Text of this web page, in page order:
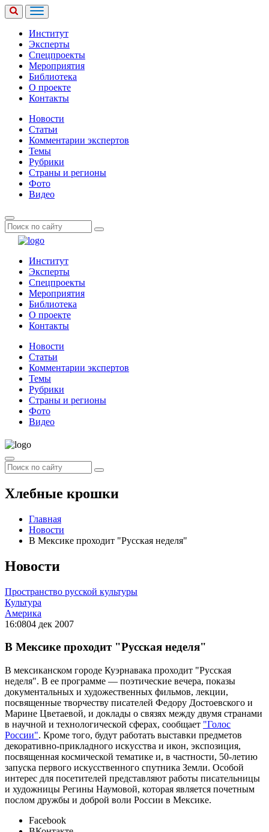
Институт
Эксперты
Спецпроекты
Мероприятия
Библиотека
О проекте
Контакты
Новости
Статьи
Комментарии экспертов
Темы
Рубрики
Страны и регионы
Фото
Видео
Институт
Эксперты
Спецпроекты
Мероприятия
Библиотека
О проекте
Контакты
Новости
Статьи
Комментарии экспертов
Темы
Рубрики
Страны и регионы
Фото
Видео
Хлебные крошки
Главная
Новости
В Мексике проходит "Русская неделя"
Новости
Пространство русской культуры
Культура
Америка
16:0804 дек 2007
В Мексике проходит "Русская неделя"
В мексиканском городе Куэрнавака проходит "Русская
неделя". В ее программе — поэтические вечера, показы
документальных и художественных фильмов, лекции,
посвященные творчеству писателей Федору Достоевского и
Марине Цветаевой, и доклады о связях между двумя странами
в научной и технологической сферах, сообщает "Голос
России". Кроме того, будут работать выставки предметов
декоративно-прикладного искусства и икон, экспозиция,
посвященная космической тематике и, в частности, 50-летию
запуска первого искусственного спутника Земли. Особой
интерес для посетителей представляют работы писательницы
и художницы Регины Наумовой, которая является почетным
послом дружбы и доброй воли России в Мексике.
Facebook